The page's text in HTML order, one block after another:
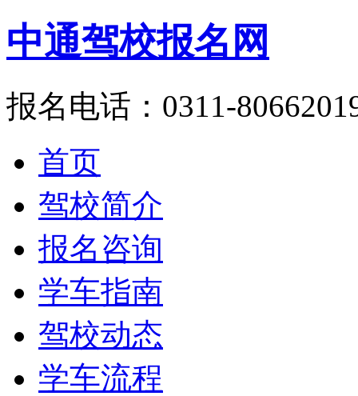
中通驾校报名网
报名电话：0311-
首页
驾校简介
报名咨询
学车指南
驾校动态
学车流程